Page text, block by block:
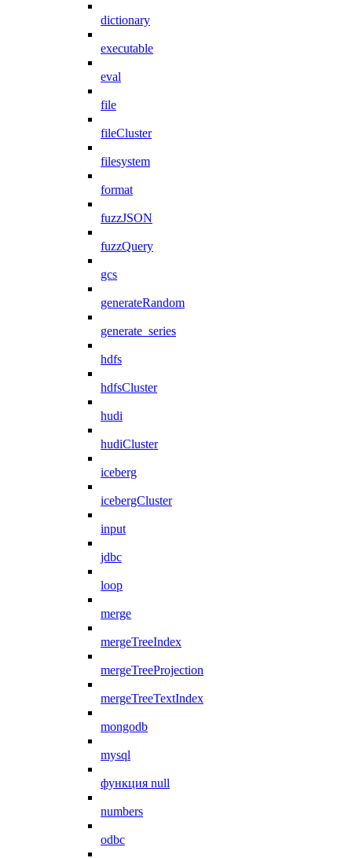
dictionary
executable
eval
file
fileCluster
filesystem
format
fuzzJSON
fuzzQuery
gcs
generateRandom
generate_series
hdfs
hdfsCluster
hudi
hudiCluster
iceberg
icebergCluster
input
jdbc
loop
merge
mergeTreeIndex
mergeTreeProjection
mergeTreeTextIndex
mongodb
mysql
функция null
numbers
odbc